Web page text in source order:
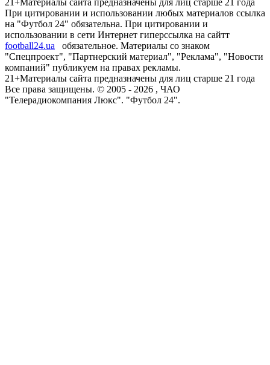
21+Материалы сайта предназначены для лиц старше 21 года
При цитировании и использовании любых материалов ссылка
на "Футбол 24" обязательна. При цитировании и
использовании в сети Интернет гиперссылка на сайтт
football24.ua
обязательное. Материалы со знаком
"Спецпроект", "Партнерский материал", "Реклама", "Новости
компаний" публикуем на правах рекламы.
21+Материалы сайта предназначены для лиц старше 21 года
Все права защищены. © 2005 - 2026 , ЧАО
"Телерадиокомпания Люкс". "Футбол 24".